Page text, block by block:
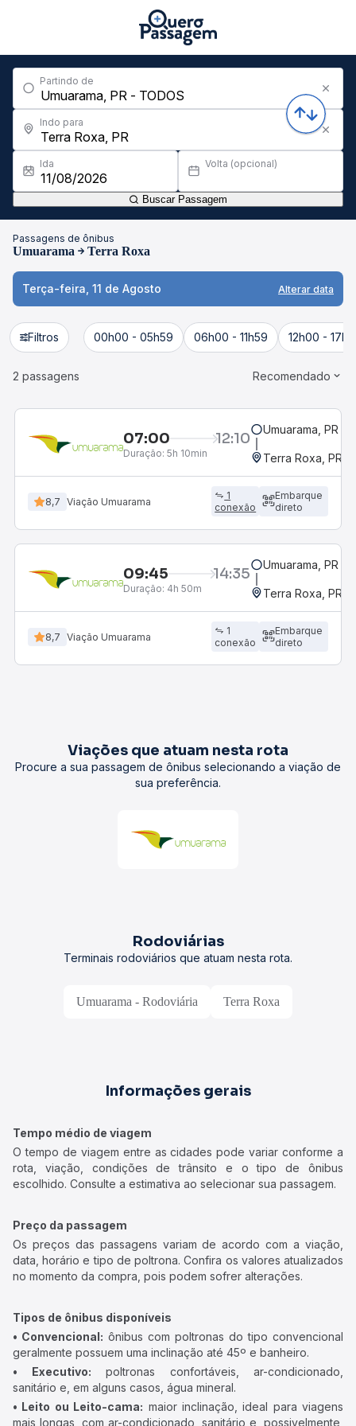
Partindo de
Indo para
Ida Volta (opcional)
Buscar Passagem
Passagens de ônibus
Umuarama Terra Roxa
Terça-feira, 11 de Agosto Alterar data
Filtros 00h00 - 05h59 06h00 - 11h59 12h00 -
2 passagens Recomendado
07:00 12:10
Duração: 5h 10min
Umuarama, PR
Terra Roxa, PR
8,7 Viação Umuarama
1
conexão
Embarque
direto
09:45 14:35
Duração: 4h 50m
Umuarama, PR
Terra Roxa, PR
8,7 Viação Umuarama
1
conexão
Embarque
direto
Viações que atuam nesta rota
Procure a sua passagem de ônibus selecionando a viação de
sua preferência.
Rodoviárias
Terminais rodoviários que atuam nesta rota.
Umuarama - Rodoviária Terra Roxa
Informações gerais
Tempo médio de viagem
O tempo de viagem entre as cidades pode variar conforme a
rota, viação, condições de trânsito e o tipo de ônibus
escolhido. Consulte a estimativa ao selecionar sua passagem.
Preço da passagem
Os preços das passagens variam de acordo com a viação,
data, horário e tipo de poltrona. Confira os valores atualizados
no momento da compra, pois podem sofrer alterações.
Tipos de ônibus disponíveis
• Convencional: ônibus com poltronas do tipo convencional
geralmente possuem uma inclinação até 45º e banheiro.
• Executivo: poltronas confortáveis, ar-condicionado,
sanitário e, em alguns casos, água mineral.
• Leito ou Leito-cama: maior inclinação, ideal para viagens
mais longas, com ar-condicionado, sanitário e, possivelmente,